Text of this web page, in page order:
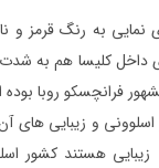
نمایی به رنگ قرمز و
داخل کلیسا هم به
فرانچسکو روبا
و زیبایی های
هستند کشور